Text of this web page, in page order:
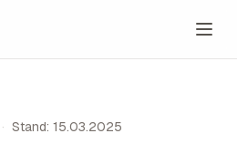
· Stand: 15.03.2025